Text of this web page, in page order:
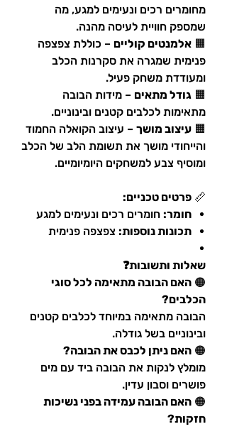
מחומרים רכים ונעימים למגע, מה
שמספק חוויית לעיסה מהנה.​
🟧 אלמנטים קוליים – כוללת צפצפה
פנימית שמגרה את סקרנות הכלב
ומעודדת משחק פעיל.​
🟧 גודל מתאים – מידות הבובה
מתאימות לכלבים קטנים ובינוניים.​
🟧 עיצוב מושך – עיצוב הקואלה החמוד
והייחודי מושך את תשומת הלב של הכלב
ומוסיף צבע למשחקים היומיומיים.​
📏 פרטים טכניים:
חומר: חומרים רכים ונעימים למגע​
תכונות נוספות: צפצפה פנימית​
שאלות ותשובות❓
🟠 האם הבובה מתאימה לכל סוגי
הכלבים?
הבובה מתאימה במיוחד לכלבים קטנים
ובינוניים בשל גודלה.​
🟠 האם ניתן לכבס את הבובה?
מומלץ לנקות את הבובה ביד עם מים
פושרים וסבון עדין.​
🟠 האם הבובה עמידה בפני נשיכות
חזקות?